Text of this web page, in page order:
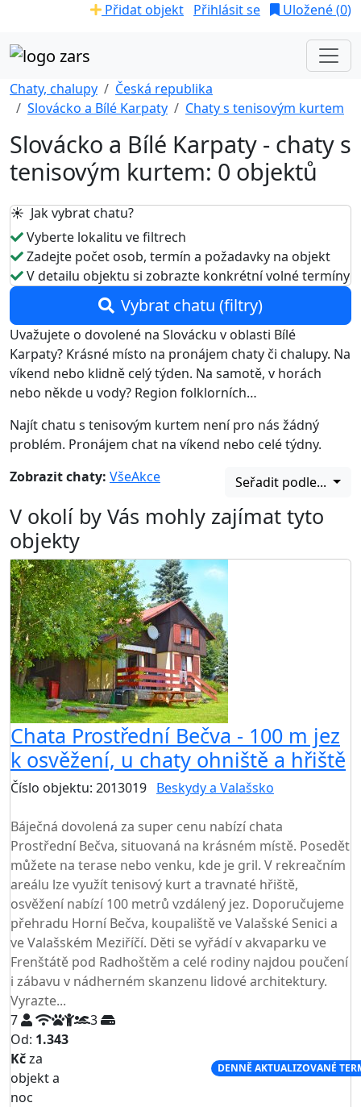
Přidat objekt Přihlásit se Uložené (0)
Chaty, chalupy
Česká republika
Slovácko a Bílé Karpaty
Chaty s tenisovým kurtem
Slovácko a Bílé Karpaty - chaty s
tenisovým kurtem: 0 objektů
☀️ Jak vybrat chatu?
Vyberte lokalitu ve filtrech
Zadejte počet osob, termín a požadavky na objekt
V detailu objektu si zobrazte konkrétní volné termíny
Vybrat chatu (filtry)
Uvažujete o dovolené na Slovácku v oblasti Bílé
Karpaty? Krásné místo na pronájem chaty či chalupy. Na
víkend nebo klidně celý týden. Na samotě, v horách
nebo někde u vody? Region folklorních…
Najít chatu s tenisovým kurtem není pro nás žádný
problém. Pronájem chat na víkend nebo celé týdny.
Zobrazit chaty: VšeAkce Seřadit podle...
V okolí by Vás mohly zajímat tyto
objekty
Chata Prostřední Bečva - 100 m jez
k osvěžení, u chaty ohniště a hřiště
Číslo objektu: 2013019 Beskydy a Valašsko
Báječná dovolená za super cenu nabízí chata
Prostřední Bečva, situovaná na krásném místě. Posedět
můžete na terase nebo venku, kde je gril. V rekreačním
areálu lze využít tenisový kurt a travnaté hřiště,
osvěžení nabízí 100 metrů vzdálený jez. Doporučujeme
přehradu Horní Bečva, koupaliště ve Valašské Senici a
ve Valašském Meziříčí. Děti se vyřádí v akvaparku ve
Frenštátě pod Radhoštěm a celé rodiny najdou poučení
i zábavu v nádherném skanzenu lidové architektury.
Vyrazte...
7
3
Od: 1.343
Kčza
objekt a
noc
DENNĚ AKTUALIZOVANÉ